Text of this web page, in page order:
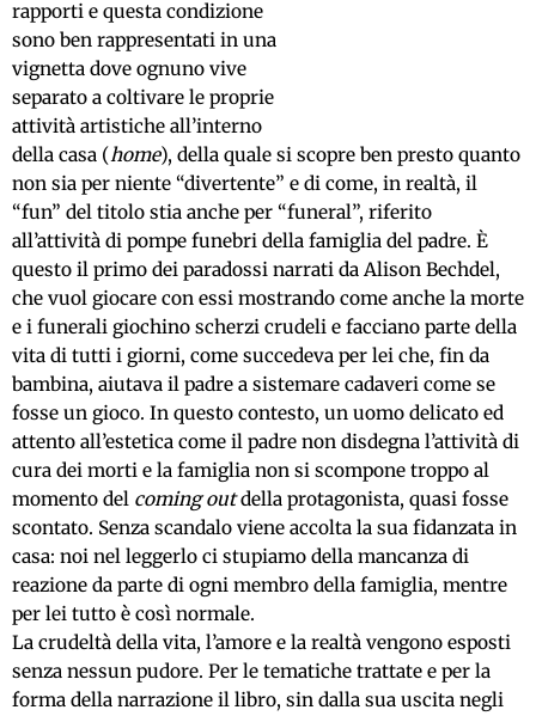
rapporti e questa condizione
sono ben rappresentati in una
vignetta dove ognuno vive
separato a coltivare le proprie
attività artistiche all’interno
della casa (home), della quale si scopre ben presto quanto
non sia per niente “divertente” e di come, in realtà, il
“fun” del titolo stia anche per “funeral”, riferito
all’attività di pompe funebri della famiglia del padre. È
questo il primo dei paradossi narrati da Alison Bechdel,
che vuol giocare con essi mostrando come anche la morte
e i funerali giochino scherzi crudeli e facciano parte della
vita di tutti i giorni, come succedeva per lei che, fin da
bambina, aiutava il padre a sistemare cadaveri come se
fosse un gioco. In questo contesto, un uomo delicato ed
attento all’estetica come il padre non disdegna l’attività di
cura dei morti e la famiglia non si scompone troppo al
momento del coming outdella protagonista, quasi fosse
scontato. Senza scandalo viene accolta la sua fidanzata in
casa: noi nel leggerlo ci stupiamo della mancanza di
reazione da parte di ogni membro della famiglia, mentre
per lei tutto è così normale.
La crudeltà della vita, l’amore e la realtà vengono esposti
senza nessun pudore. Per le tematiche trattate e per la
forma della narrazione il libro, sin dalla sua uscita negli